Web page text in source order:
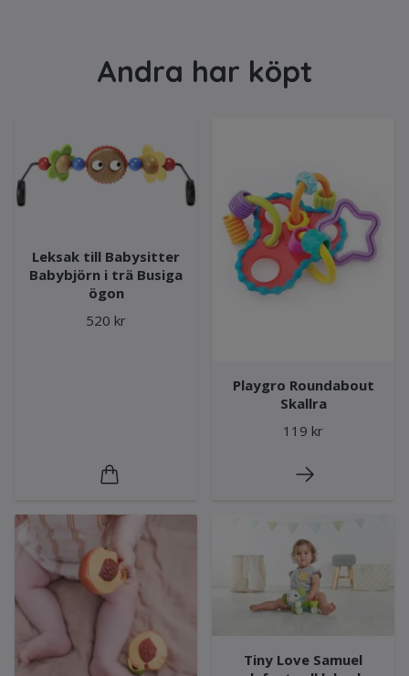
Andra har köpt
Leksak till Babysitter
Babybjörn i trä Busiga
ögon
520 kr
Playgro Roundabout
Skallra
119 kr
Tiny Love Samuel